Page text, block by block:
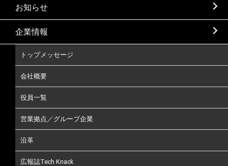
お知らせ
企業情報
トップメッセージ
会社概要
役員一覧
営業拠点／グループ企業
沿革
広報誌Tech Knack